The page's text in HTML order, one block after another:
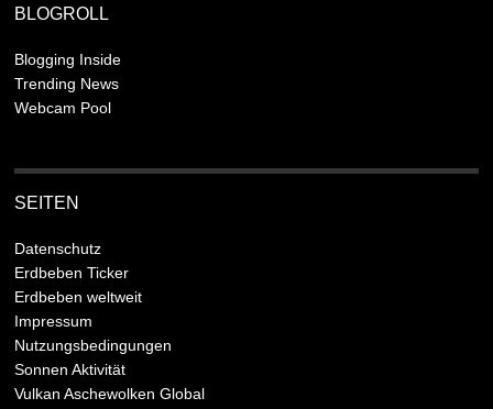
BLOGROLL
Blogging Inside
Trending News
Webcam Pool
SEITEN
Datenschutz
Erdbeben Ticker
Erdbeben weltweit
Impressum
Nutzungsbedingungen
Sonnen Aktivität
Vulkan Aschewolken Global